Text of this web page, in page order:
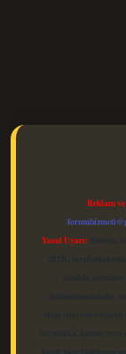
Reklam
Yasal Uyarı: